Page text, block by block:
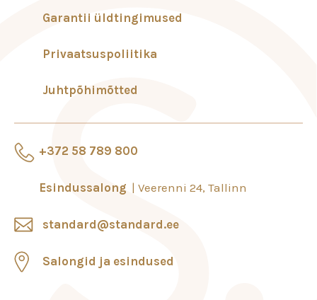
+372 58 789 800
Esindussalong Veerenni 24, Tallinn
standard@standard.ee
Salongid ja esindused
Garantii üldtingimused
Privaatsuspoliitika
Juhtpõhimõtted